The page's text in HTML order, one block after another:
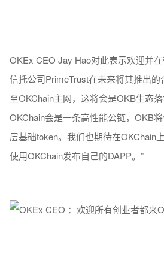
OKEx CEO Jay Hao对此表示欢迎并
信托公司PrimeTrust在未来将其推出
至OKChain主网，这将会是OKB生态落
OKChain会是一条高性能公链，OKB
层基础token。我们也期待在OKChain
使用OKChain发布自己的DAPP。”